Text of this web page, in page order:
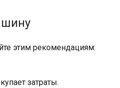
этим рекомендациям:
затраты.